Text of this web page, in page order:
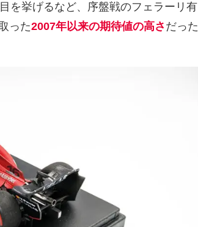
を挙げるなど、序盤戦のフェラーリ有
った2007年以来の期待値の高さ だった